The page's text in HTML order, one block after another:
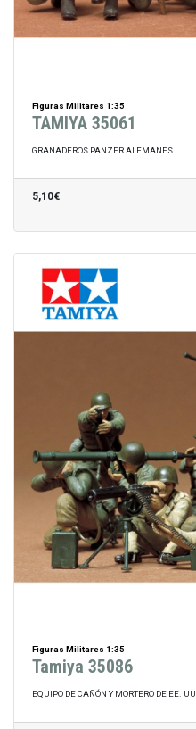
Figuras Militares 1:35
TAMIYA 35061
GRANADEROS PANZER ALEMANES
5,10€
Figuras Militares 1:35
Tamiya 35086
EQUIPO DE CAÑÓN Y MORTERO DE EE. UU.